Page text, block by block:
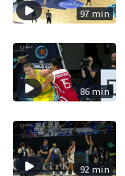
97 min
86 min
92 min